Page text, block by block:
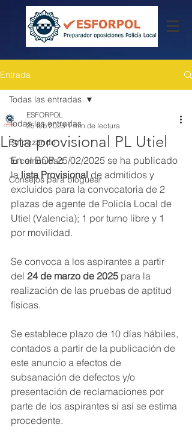
Entrada
Todas las entradas
Empezando
Tu comunidad
Consejos para bloguear
Todas las entradas
Lista provisional PL Utiel
ESFORPOL
25 feb 2025 1 min de lectura
En el BOP 25/02/2025 se ha publicado
la lista Provisional de admitidos y
excluidos para la convocatoria de 2
plazas de agente de Policía Local de
Utiel (Valencia); 1 por turno libre y 1
por movilidad.
Se convoca a los aspirantes a partir
del 24 de marzo de 2025 para la
realización de las pruebas de aptitud
físicas.
Se establece plazo de 10 días hábiles,
contados a partir de la publicación de
este anuncio a efectos de
subsanación de defectos y/o
presentación de reclamaciones por
parte de los aspirantes si así se estima
procedente.